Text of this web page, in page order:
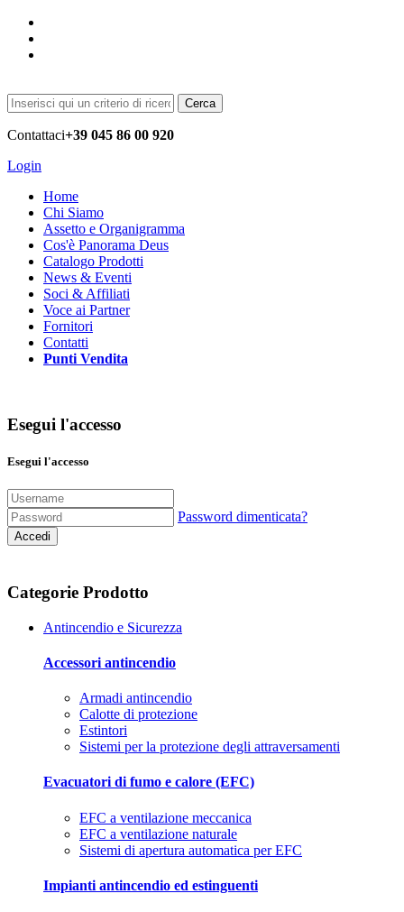
Cerca
Contattaci+39 045 86 00 920
Login
Home
Chi Siamo
Assetto e Organigramma
Cos'è Panorama Deus
Catalogo Prodotti
News & Eventi
Soci & Affiliati
Voce ai Partner
Fornitori
Contatti
Punti Vendita
Esegui l'accesso
Esegui l'accesso
Password dimenticata?
Accedi
Categorie Prodotto
Antincendio e Sicurezza
Accessori antincendio
Armadi antincendio
Calotte di protezione
Estintori
Sistemi per la protezione degli attraversamenti
Evacuatori di fumo e calore (EFC)
EFC a ventilazione meccanica
EFC a ventilazione naturale
Sistemi di apertura automatica per EFC
Impianti antincendio ed estinguenti